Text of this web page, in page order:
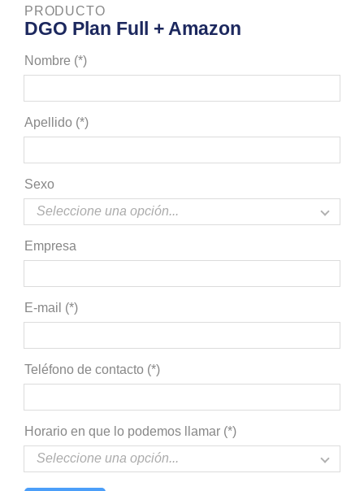
PRODUCTO
DGO Plan Full + Amazon
Nombre (*)
Apellido (*)
Sexo
Empresa
E-mail (*)
Teléfono de contacto (*)
Horario en que lo podemos llamar (*)